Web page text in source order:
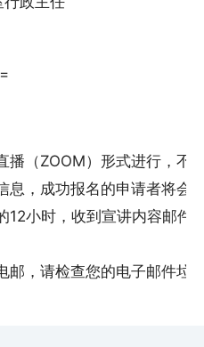
播（ZOOM）形式进行，不
息，成功报名的申请者将会
12小时，收到宣讲内容邮件
邮，请检查您的电子邮件垃